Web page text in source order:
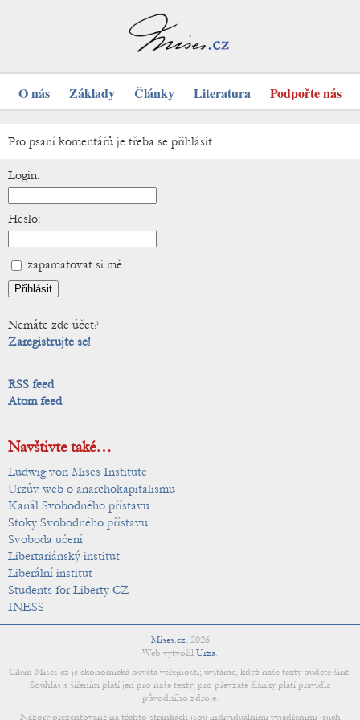
O nás Základy Články Literatura Podpořte nás
Pro psaní komentářů je třeba se přihlásit.
Login:
Heslo:
zapamatovat si mě
Nemáte zde účet?
Zaregistrujte se!
RSS feed
Atom feed
Navštivte také…
Ludwig von Mises Institute
Urzův web o anarchokapitalismu
Kanál Svobodného přístavu
Stoky Svobodného přístavu
Svoboda učení
Libertariánský institut
Liberální institut
Students for Liberty CZ
INESS
Mises.cz, 2026
Web vytvořil Urza.
Cílem Mises.cz je ekonomická osvěta veřejnosti; uvítáme, když naše texty budete šířit.
Souhlas s šířením platí jen pro naše texty; pro převzaté články platí pravidla
původního zdroje.
Názory prezentované na těchto stránkách jsou individuálními vyjádřeními jejich